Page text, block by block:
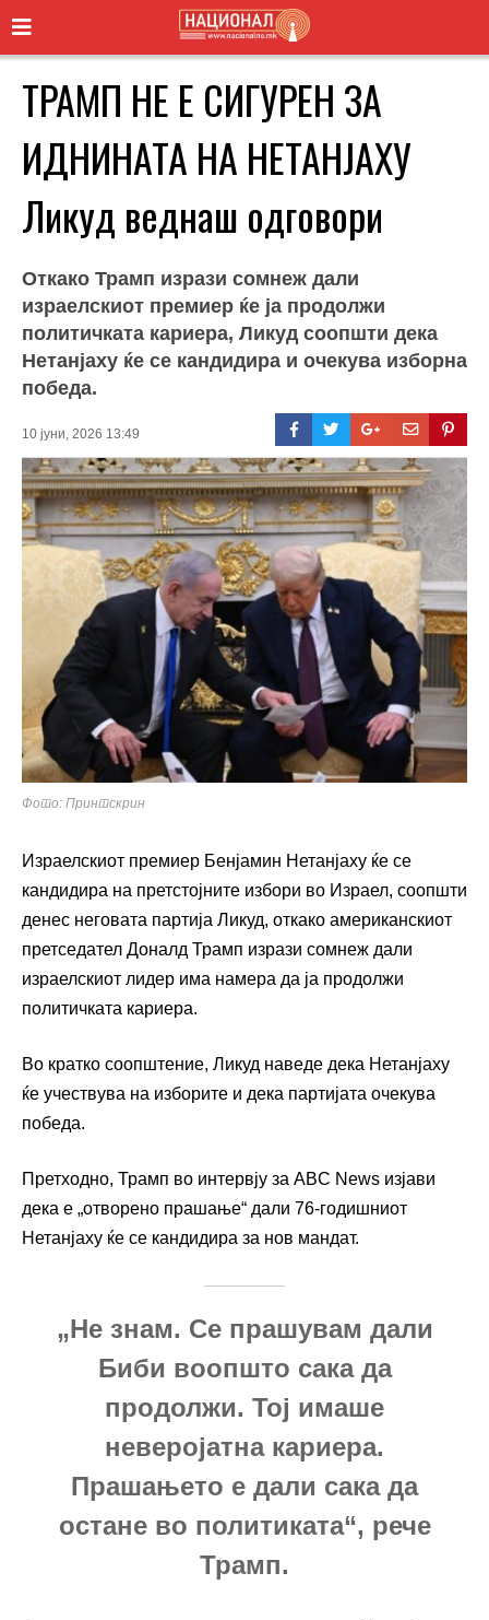
ТРАМП НЕ Е СИГУРЕН ЗА
ИДНИНАТА НА НЕТАНЈАХУ
Ликуд веднаш одговори
Откако Трамп изрази сомнеж дали
израелскиот премиер ќе ја продолжи
политичката кариера, Ликуд соопшти дека
Нетанјаху ќе се кандидира и очекува изборна
победа.
10 јуни, 2026 13:49
Фото: Принтскрин
Израелскиот премиер Бенјамин Нетанјаху ќе се
кандидира на претстојните избори во Израел, соопшти
денес неговата партија Ликуд, откако американскиот
претседател Доналд Трамп изрази сомнеж дали
израелскиот лидер има намера да ја продолжи
политичката кариера.
Во кратко соопштение, Ликуд наведе дека Нетанјаху
ќе учествува на изборите и дека партијата очекува
победа.
Претходно, Трамп во интервју за ABC News изјави
дека е „отворено прашање“ дали 76-годишниот
Нетанјаху ќе се кандидира за нов мандат.
„Не знам. Се прашувам дали
Биби воопшто сака да
продолжи. Тој имаше
неверојатна кариера.
Прашањето е дали сака да
остане во политиката“, рече
Трамп.